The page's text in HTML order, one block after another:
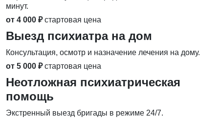
минут.
от 4 000 ₽ стартовая цена
Выезд психиатра на дом
Консультация, осмотр и назначение лечения на дому.
от 5 000 ₽ стартовая цена
Неотложная психиатрическая
помощь
Экстренный выезд бригады в режиме 24/7.